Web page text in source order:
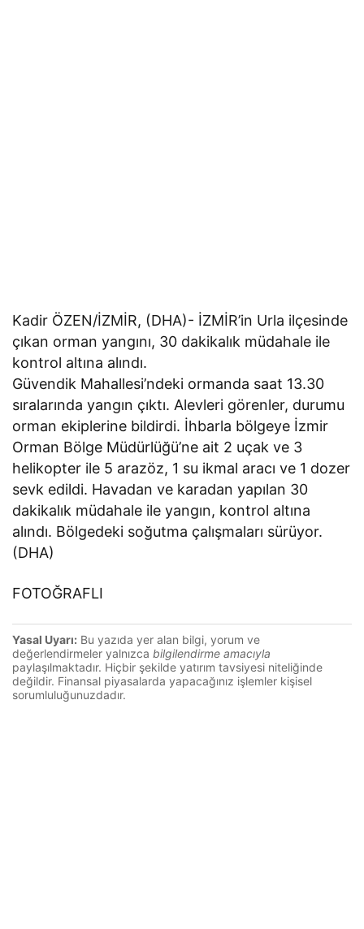
Kadir ÖZEN/İZMİR, (DHA)- İZMİR’in Urla ilçesinde
çıkan orman yangını, 30 dakikalık müdahale ile
kontrol altına alındı.
​Güvendik Mahallesi’ndeki ormanda saat 13.30
sıralarında yangın çıktı. Alevleri görenler, durumu
orman ekiplerine bildirdi. İhbarla bölgeye İzmir
Orman Bölge Müdürlüğü’ne ait 2 uçak ve 3
helikopter ile 5 arazöz, 1 su ikmal aracı ve 1 dozer
sevk edildi. Havadan ve karadan yapılan 30
dakikalık müdahale ile yangın, kontrol altına
alındı. Bölgedeki soğutma çalışmaları sürüyor.
(DHA)
FOTOĞRAFLI
Yasal Uyarı: Bu yazıda yer alan bilgi, yorum ve
değerlendirmeler yalnızca bilgilendirme amacıyla
paylaşılmaktadır. Hiçbir şekilde yatırım tavsiyesi niteliğinde
değildir. Finansal piyasalarda yapacağınız işlemler kişisel
sorumluluğunuzdadır.